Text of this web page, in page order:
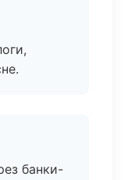
банки-